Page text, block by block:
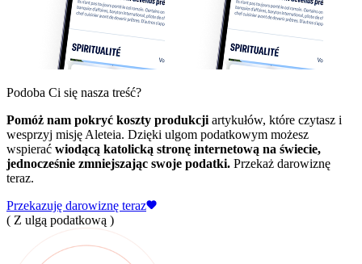
Podoba Ci się nasza treść?
Pomóż nam pokryć koszty produkcji artykułów, które czytasz i
wesprzyj misję Aleteia. Dzięki ulgom podatkowym możesz
wspierać wiodącą katolicką stronę internetową na świecie,
jednocześnie zmniejszając swoje podatki. Przekaż darowiznę
teraz.
Przekazuję darowiznę teraz
( Z ulgą podatkową )